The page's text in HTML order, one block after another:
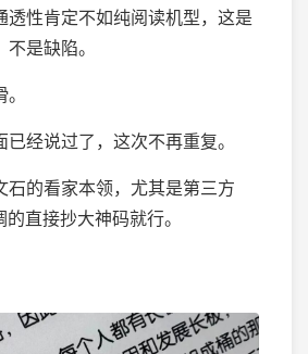
透性肯定不如纯阅读机型，这是
是缺陷。
经说过了，这次不再重复。
石的看家本领，尤其是第三方
直接抄大神码就行。